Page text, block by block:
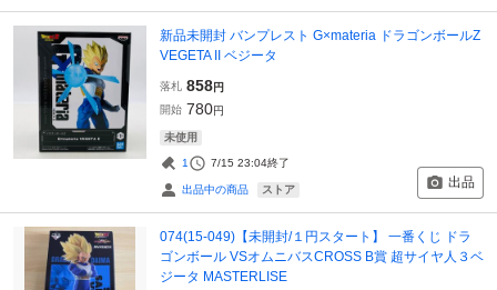
新品未開封 バンプレスト G×materia ドラゴンボールZ
VEGETA II ベジータ
落札 858円
開始 780円
未使用
1 7/15 23:04終了
出品中の商品 ストア 出品
074(15-049)【未開封/１円スタート】 一番くじ ドラ
ゴンボール VSオムニバスCROSS B賞 超サイヤ人３ベ
ジータ MASTERLISE